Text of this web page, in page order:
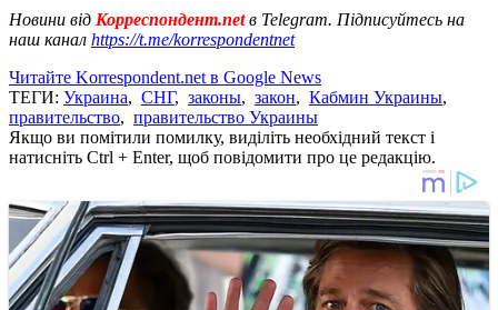
Новини від Корреспондент.netв Telegram. Підписуйтесь на
наш канал https://t.me/korrespondentnet
Читайте Korrespondent.net в Google News
ТЕГИ: Украина, СНГ, законы, закон, Кабмин Украины,
правительство, правительство Украины
Якщо ви помітили помилку, виділіть необхідний текст і
натисніть Ctrl + Enter, щоб повідомити про це редакцію.